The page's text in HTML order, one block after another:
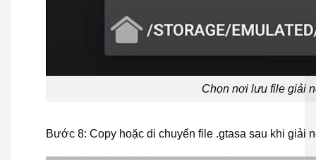
Chọn nơi lưu file giải
Bước 8: Copy hoặc di chuyển file .gtasa sau khi giải